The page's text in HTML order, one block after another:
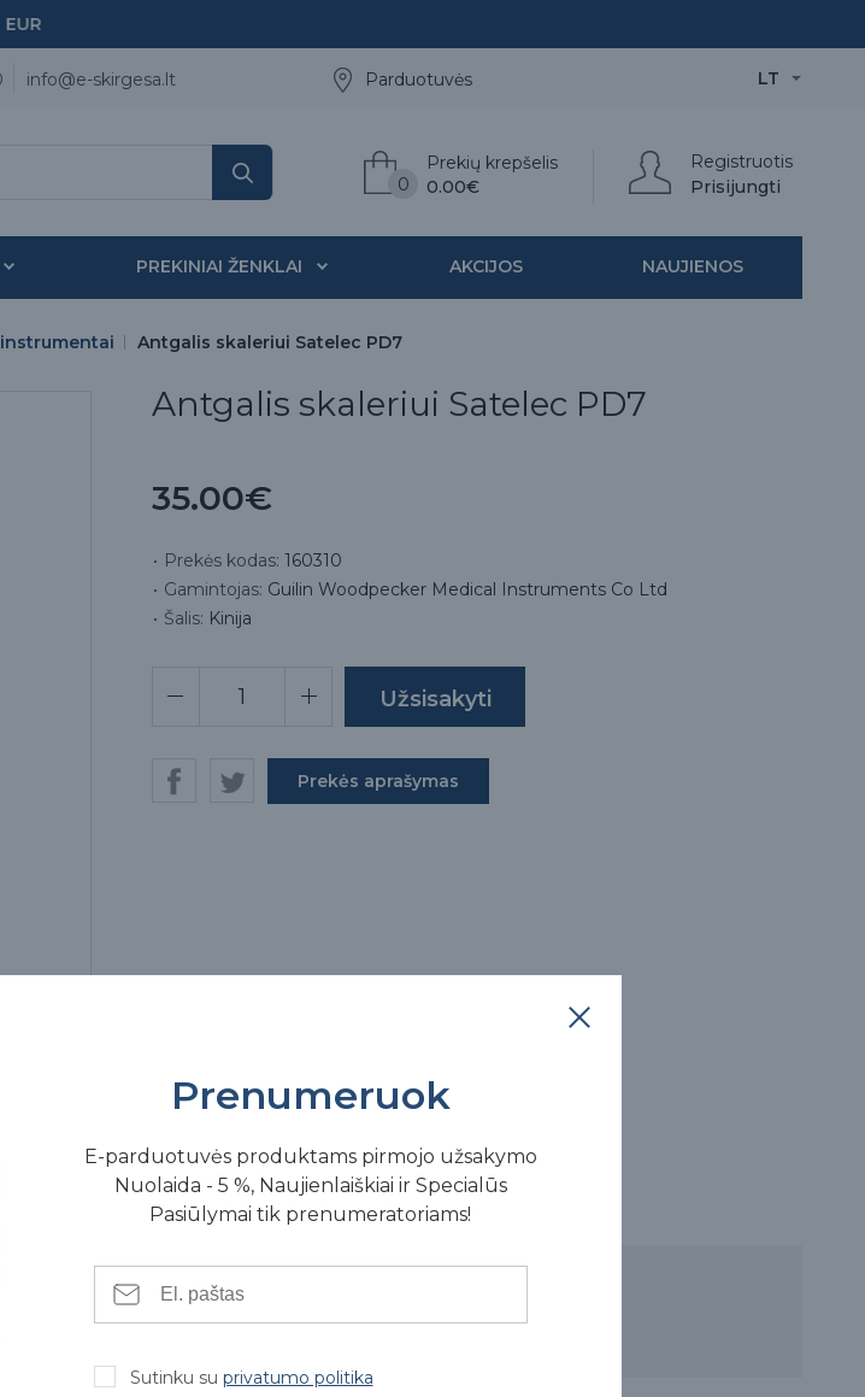
info@e-skirgesa.lt LT
Parduotuvės
Registruotis
Prisijungti
Prekių krepšelis
0.00€
0
PREKINIAI ŽENKLAI AKCIJOS NAUJIENOS
Antgalis skaleriui Satelec PD7
Antgalis skaleriui Satelec PD7
35.00€
Prekės kodas: 160310
Gamintojas: Guilin Woodpecker Medical Instruments Co Ltd
Šalis: Kinija
Prekės aprašymas
Prenumeruok
E-parduotuvės produktams pirmojo užsakymo
Nuolaida - 5 %, Naujienlaiškiai ir Specialūs
Pasiūlymai tik prenumeratoriams!
Sutinku su privatumo politika